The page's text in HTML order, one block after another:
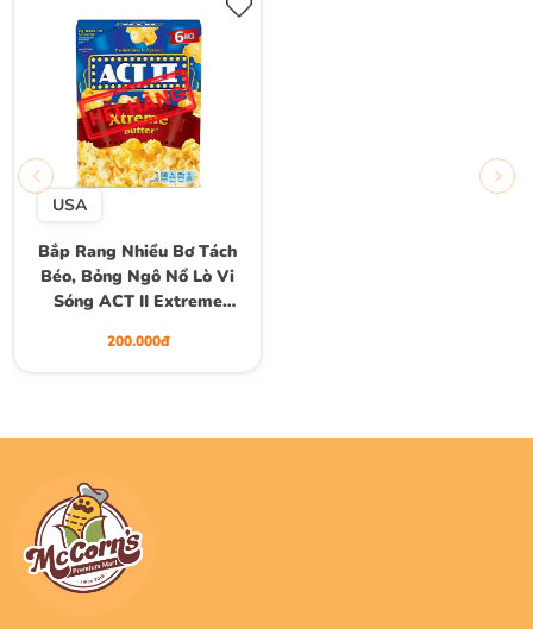
USA
Bắp Rang Nhiều Bơ Tách
Béo, Bỏng Ngô Nổ Lò Vi
Sóng ACT II Extreme
(6 Túi x 78g)
200.000đ